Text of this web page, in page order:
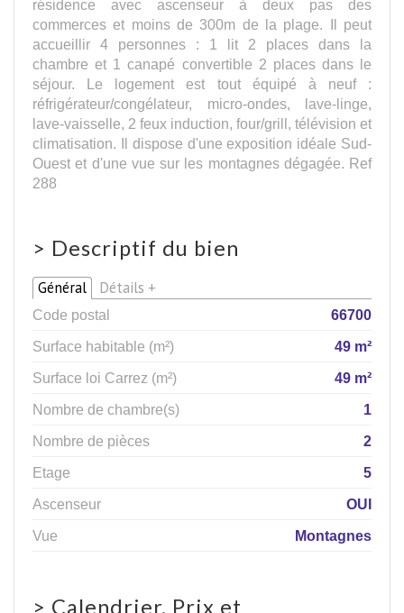
résidence avec ascenseur à deux pas des
commerces et moins de 300m de la plage. Il peut
accueillir 4 personnes : 1 lit 2 places dans la
chambre et 1 canapé convertible 2 places dans le
séjour. Le logement est tout équipé à neuf :
réfrigérateur/congélateur, micro-ondes, lave-linge,
lave-vaisselle, 2 feux induction, four/grill, télévision et
climatisation. Il dispose d'une exposition idéale Sud-
Ouest et d'une vue sur les montagnes dégagée. Ref
288
> Descriptif du bien
Général Détails +
Code postal
66700
Surface habitable (m²)
49 m²
Surface loi Carrez (m²)
49 m²
Nombre de chambre(s)
1
Nombre de pièces
2
Etage
5
Ascenseur
OUI
Vue
Montagnes
> Calendrier, Prix et